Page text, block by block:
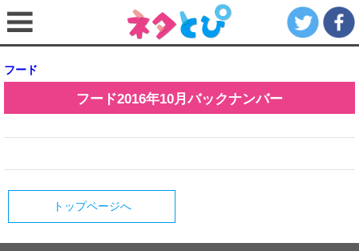
フード
フード2016年10月バックナンバー
トップページへ